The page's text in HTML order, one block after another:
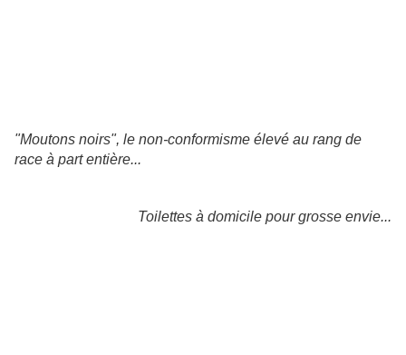
"Moutons noirs", le non-conformisme élevé au rang de
race à part entière...
Toilettes à domicile pour grosse envie...